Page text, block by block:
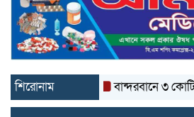
শিরোনাম বান্দরবানে ৩ কোটি